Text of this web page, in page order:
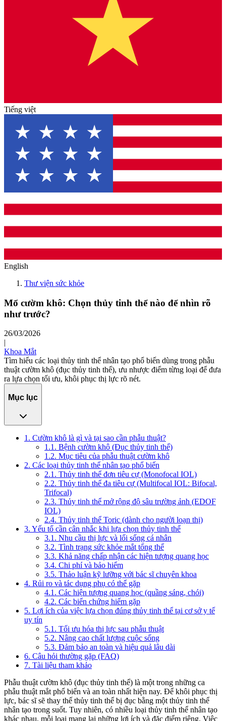
Tiếng việt
English
Thư viện sức khỏe
Mổ cườm khô: Chọn thủy tinh thể nào để nhìn rõ
như trước?
26/03/2026
|
Khoa Mắt
Tìm hiểu các loại thủy tinh thể nhân tạo phổ biến dùng trong phẫu
thuật cườm khô (đục thủy tinh thể), ưu nhược điểm từng loại để đưa
ra lựa chọn tối ưu, khôi phục thị lực rõ nét.
Mục lục
1. Cườm khô là gì và tại sao cần phẫu thuật?
1.1. Bệnh cườm khô (Đục thủy tinh thể)
1.2. Mục tiêu của phẫu thuật cườm khô
2. Các loại thủy tinh thể nhân tạo phổ biến
2.1. Thủy tinh thể đơn tiêu cự (Monofocal IOL)
2.2. Thủy tinh thể đa tiêu cự (Multifocal IOL: Bifocal,
Trifocal)
2.3. Thủy tinh thể mở rộng độ sâu trường ảnh (EDOF
IOL)
2.4. Thủy tinh thể Toric (dành cho người loạn thị)
3. Yếu tố cần cân nhắc khi lựa chọn thủy tinh thể
3.1. Nhu cầu thị lực và lối sống cá nhân
3.2. Tình trạng sức khỏe mắt tổng thể
3.3. Khả năng chấp nhận các hiện tượng quang học
3.4. Chi phí và bảo hiểm
3.5. Thảo luận kỹ lưỡng với bác sĩ chuyên khoa
4. Rủi ro và tác dụng phụ có thể gặp
4.1. Các hiện tượng quang học (quầng sáng, chói)
4.2. Các biến chứng hiếm gặp
5. Lợi ích của việc lựa chọn đúng thủy tinh thể tại cơ sở y tế
uy tín
5.1. Tối ưu hóa thị lực sau phẫu thuật
5.2. Nâng cao chất lượng cuộc sống
5.3. Đảm bảo an toàn và hiệu quả lâu dài
6. Câu hỏi thường gặp (FAQ)
7. Tài liệu tham khảo
Phẫu thuật cườm khô (đục thủy tinh thể) là một trong những ca
phẫu thuật mắt phổ biến và an toàn nhất hiện nay. Để khôi phục thị
lực, bác sĩ sẽ thay thế thủy tinh thể bị đục bằng một thủy tinh thể
nhân tạo trong suốt. Tuy nhiên, có nhiều loại thủy tinh thể nhân tạo
khác nhau, mỗi loại mang lại những lợi ích và đặc điểm riêng. Việc